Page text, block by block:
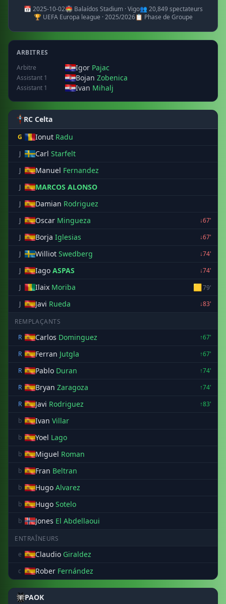
📅 2025-10-02🏟️ Balaídos Stadium · Vigo👥 20,849 spectateurs
🏆 UEFA Europa league · 2025/2026📋 Phase de Groupe
ARBITRES
Arbitre
Igor Pajac
Assistant 1 Bojan Zobenica
Assistant 1 Ivan Mihalj
RC Celta
G Ionut Radu
J Carl Starfelt
J Manuel Fernandez
J MARCOS ALONSO
J Damian Rodriguez
J Oscar Mingueza
↓67'
J
Borja Iglesias
↓67'
J
Williot Swedberg
↓74'
J
Iago ASPAS
↓74'
J
Ilaix Moriba 🟨79'
J
Javi Rueda ↓83'
REMPLAÇANTS
R
Carlos Dominguez
↑67'
R
Ferran Jutgla
↑67'
R
Pablo Duran
↑74'
R
Bryan Zaragoza
↑74'
R
Javi Rodriguez
↑83'
b
Ivan Villar
b Yoel Lago
b Miguel Roman
b Fran Beltran
b Hugo Alvarez
b Hugo Sotelo
b Jones El Abdellaoui
ENTRAÎNEURS
e
Claudio Giraldez
c Rober Fernández
PAOK